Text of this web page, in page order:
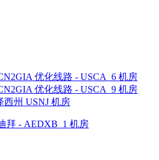
优化线路 - USCA_6 机房
优化线路 - USCA_9 机房
西州 USNJ 机房
拜 - AEDXB_1 机房